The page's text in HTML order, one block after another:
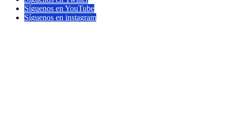
Síguenos en YouTube
Síguenos en instagram